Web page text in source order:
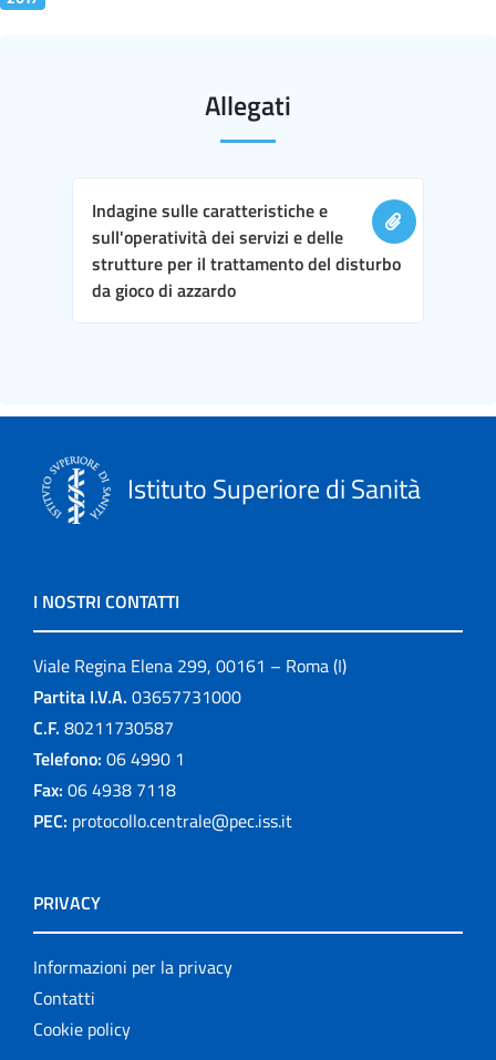
Allegati
Indagine sulle caratteristiche e
sull'operatività dei servizi e delle
strutture per il trattamento del disturbo
da gioco di azzardo
Istituto Superiore di Sanità
I NOSTRI CONTATTI
Viale Regina Elena 299, 00161 – Roma (I)
Partita I.V.A. 03657731000
C.F. 80211730587
Telefono: 06 4990 1
Fax: 06 4938 7118
PEC: protocollo.centrale@pec.iss.it
PRIVACY
Informazioni per la privacy
Contatti
Cookie policy